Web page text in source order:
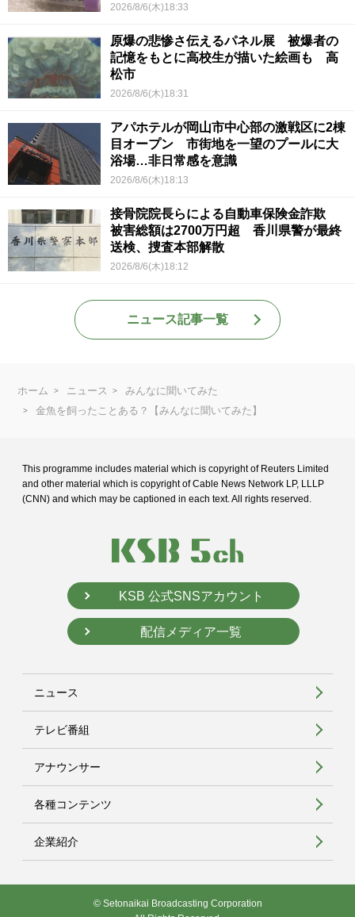
2026/8/6(木)18:33
原爆の悲惨さ伝えるパネル展 被爆者の
記憶をもとに高校生が描いた絵画も 高
松市
2026/8/6(木)18:31
アパホテルが岡山市中心部の激戦区に2棟
目オープン 市街地を一望のプールに大
浴場…非日常感を意識
2026/8/6(木)18:13
接骨院院長らによる自動車保険金詐欺
被害総額は2700万円超 香川県警が最終
送検、捜査本部解散
2026/8/6(木)18:12
ニュース記事一覧
ホーム ニュース
みんなに聞いてみた
金魚を飼ったことある？【みんなに聞いてみた】
This programme includes material which is copyright of Reuters Limited
and other material which is copyright of Cable News Network LP, LLLP
(CNN) and which may be captioned in each text. All rights reserved.
KSB 公式SNSアカウント
配信メディア一覧
ニュース
テレビ番組
アナウンサー
各種コンテンツ
企業紹介
© Setonaikai Broadcasting Corporation